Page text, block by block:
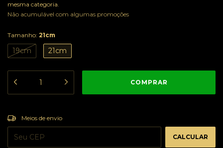
mesma categoria.
Não acumulável com algumas promoções
Tamanho: 21cm
19cm 21cm
Entregas para o CEP:
Meios de envio
CALCULAR